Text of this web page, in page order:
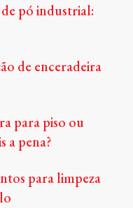
pó industrial:
de enceradeira
para piso ou
a pena?
para limpeza